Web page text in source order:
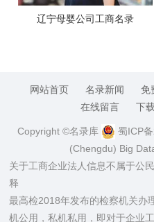
辽宁母婴公司工商名录
网站首页 名录新闻 免
在线留言
下
Copyright ©名录库 蜀ICP
(Chengdu) Big
关于工商企业法人信息不属于公
释
最高检2018年发布的检察机关办
机公用，私机私用，即对于企业